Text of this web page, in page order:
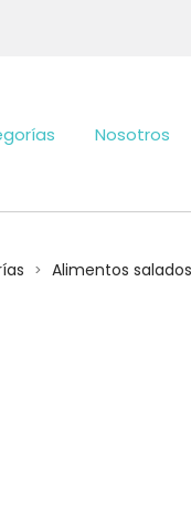
Nosotros
> Alimentos salados